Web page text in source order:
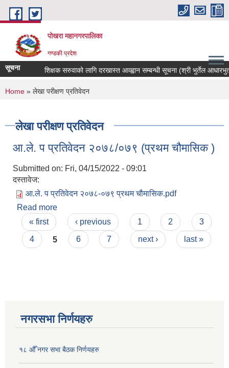
Skip to main content
पोखरा महानगरपालिका
गण्डकी प्रदेश
सूचना शिक्षक सरुवाको लागि दरखास्त आव्ह्वान सम्बन्धी सूचना (श्री भुर्तेल आधारभुत
You are here
Home » लेखा परीक्षण प्रतिवेदन
लेखा परीक्षण प्रतिवेदन
आ.ले. प प्रतिवेदन २०७८/०७९ (प्रथम चौमासिक )
Submitted on: Fri, 04/15/2022 - 09:01
दस्तावेज:
आ.ले. प प्रतिवेदन २०७८-०७९ प्रथम चौमासिक.pdf
Read more
Pages
« first ‹ previous 1 2
3
4
5 6 7 next › last »
नगरसभा निर्णयहरु
१८ औँ नगर सभा बैठक निर्णयहरु